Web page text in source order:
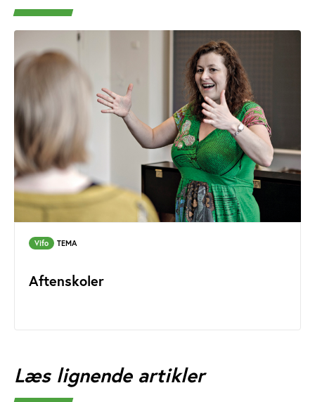
Vifo TEMA
Aftenskoler
Læs lignende artikler